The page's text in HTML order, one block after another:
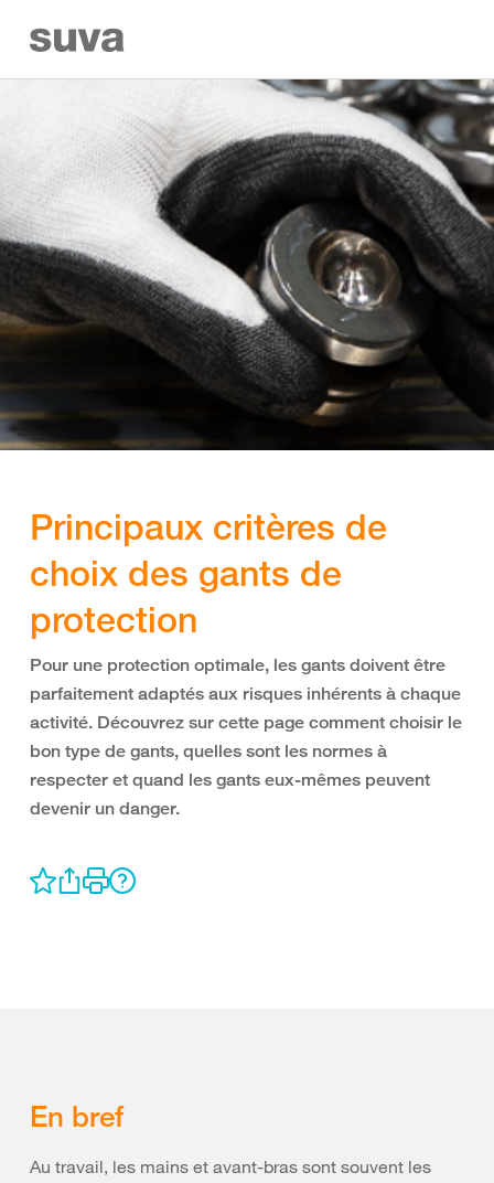
Principaux critères de
choix des gants de
protection
Pour une protection optimale, les gants doivent être
parfaitement adaptés aux risques inhérents à chaque
activité. Découvrez sur cette page comment choisir le
bon type de gants, quelles sont les normes à
respecter et quand les gants eux-mêmes peuvent
devenir un danger.
En bref
Au travail, les mains et avant-bras sont souvent les